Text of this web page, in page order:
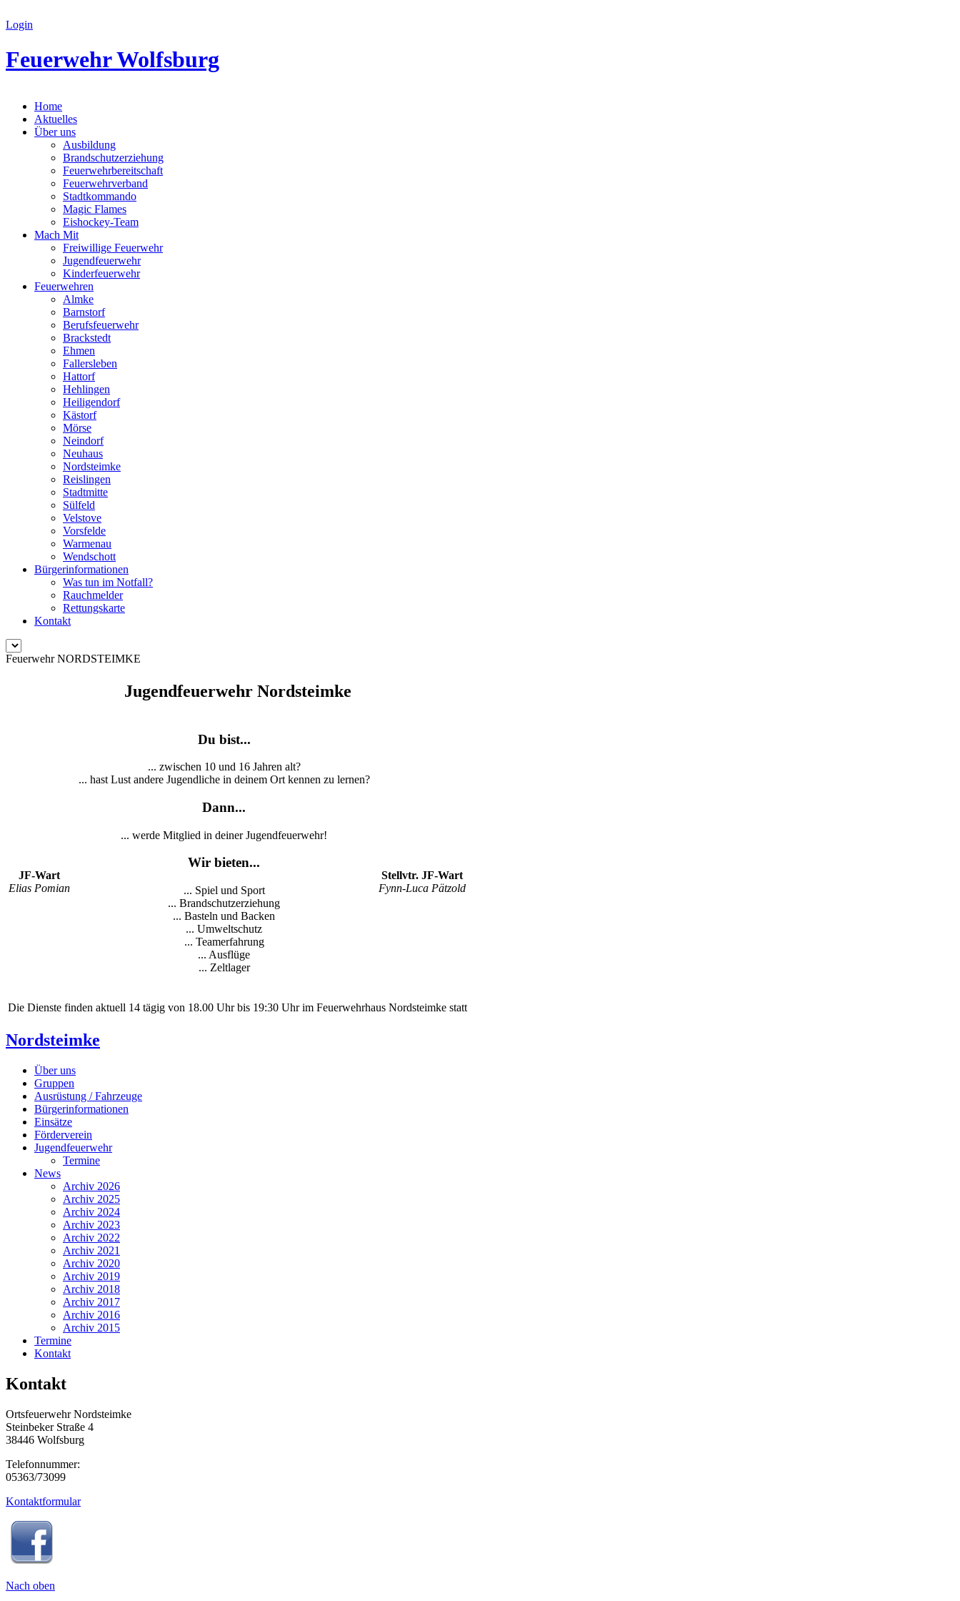
Login
Feuerwehr Wolfsburg
Home
Aktuelles
Über uns
Ausbildung
Brandschutzerziehung
Feuerwehrbereitschaft
Feuerwehrverband
Stadtkommando
Magic Flames
Eishockey-Team
Mach Mit
Freiwillige Feuerwehr
Jugendfeuerwehr
Kinderfeuerwehr
Feuerwehren
Almke
Barnstorf
Berufsfeuerwehr
Brackstedt
Ehmen
Fallersleben
Hattorf
Hehlingen
Heiligendorf
Kästorf
Mörse
Neindorf
Neuhaus
Nordsteimke
Reislingen
Stadtmitte
Sülfeld
Velstove
Vorsfelde
Warmenau
Wendschott
Bürgerinformationen
Was tun im Notfall?
Rauchmelder
Rettungskarte
Kontakt
Feuerwehr NORDSTEIMKE
Jugendfeuerwehr Nordsteimke
JF-Wart
Elias Pomian
Du bist...
... zwischen 10 und 16 Jahren alt?
... hast Lust andere Jugendliche in deinem Ort kennen zu lernen?
Dann...
... werde Mitglied in deiner Jugendfeuerwehr!
Wir bieten...
... Spiel und Sport
... Brandschutzerziehung
... Basteln und Backen
... Umweltschutz
... Teamerfahrung
... Ausflüge
... Zeltlager
Stellvtr. JF-Wart
Fynn-Luca Pätzold
Die Dienste finden aktuell 14 tägig von 18.00 Uhr bis 19:30 Uhr im Feuerwehrhaus Nordsteimke statt
Nordsteimke
Über uns
Gruppen
Ausrüstung / Fahrzeuge
Bürgerinformationen
Einsätze
Förderverein
Jugendfeuerwehr
Termine
News
Archiv 2026
Archiv 2025
Archiv 2024
Archiv 2023
Archiv 2022
Archiv 2021
Archiv 2020
Archiv 2019
Archiv 2018
Archiv 2017
Archiv 2016
Archiv 2015
Termine
Kontakt
Kontakt
Ortsfeuerwehr Nordsteimke
Steinbeker Straße 4
38446 Wolfsburg
Telefonnummer:
05363/73099
Kontaktformular
Nach oben